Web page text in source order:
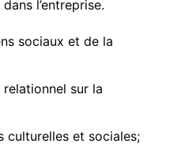
dans l’entreprise.
sociaux et de la
sur la
culturelles et sociales;